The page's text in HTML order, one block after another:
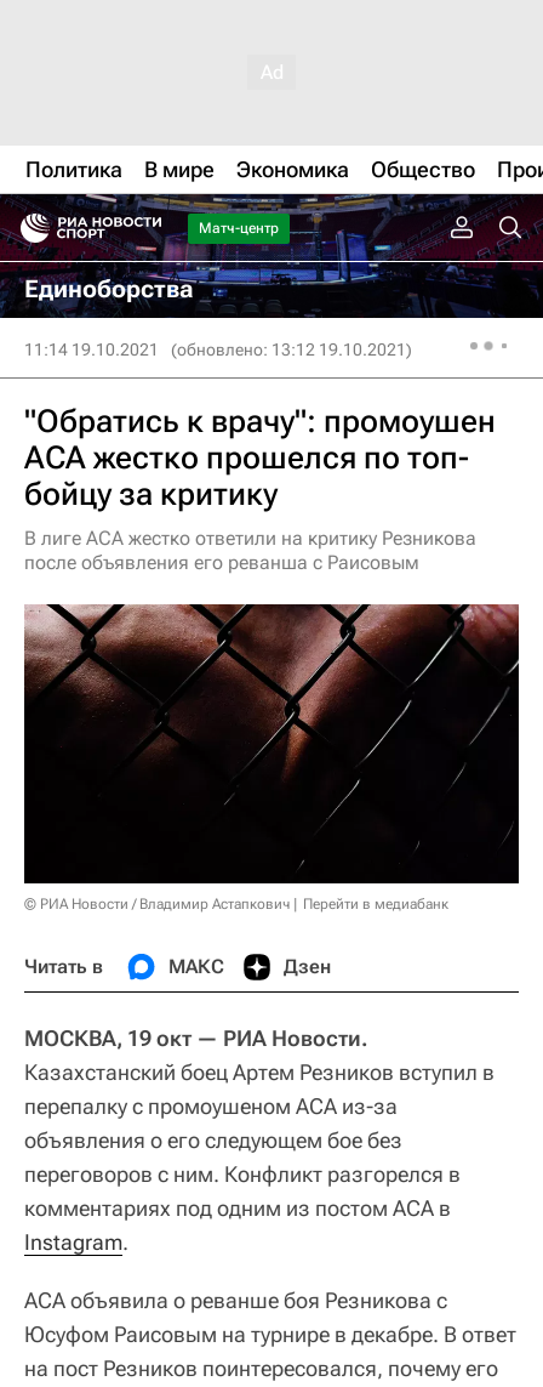
Политика В мире Экономика Общество
Матч-центр
Единоборства
11:14 19.10.2021 (обновлено: 13:12 19.10.2021)
"Обратись к врачу": промоушен
АСА жестко прошелся по топ-
бойцу за критику
В лиге ACA жестко ответили на критику Резникова
после объявления его реванша с Раисовым
© РИА Новости / Владимир Астапкович Перейти в медиабанк
Читать в МАКС Дзен
МОСКВА, 19 окт — РИА Новости.
Казахстанский боец Артем Резников вступил в
перепалку с промоушеном ACA из-за
объявления о его следующем бое без
переговоров с ним. Конфликт разгорелся в
комментариях под одним из постом ACA в
Instagram.
ACA объявила о реванше боя Резникова с
Юсуфом Раисовым на турнире в декабре. В ответ
на пост Резников поинтересовался, почему его